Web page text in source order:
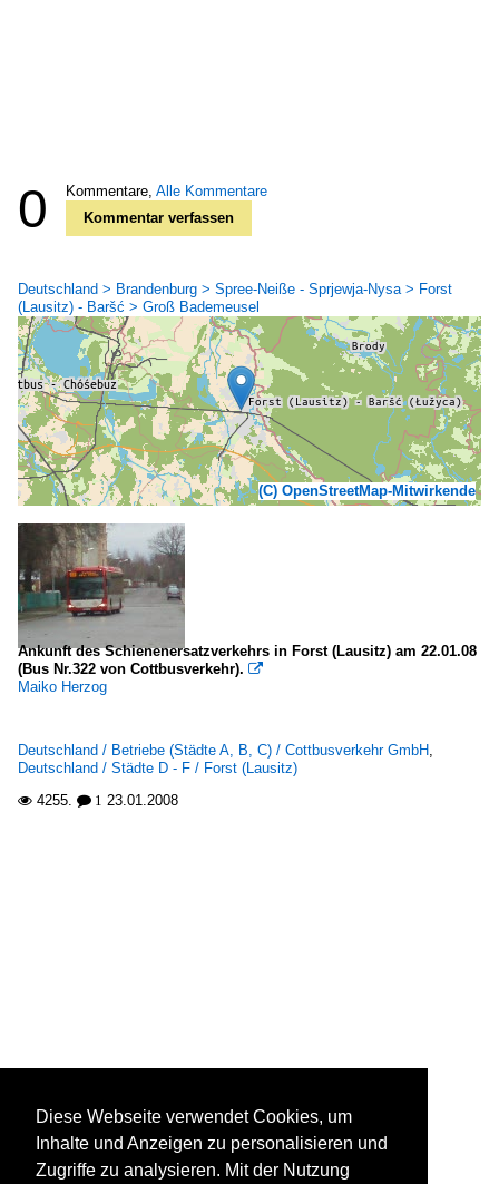
0 Kommentare, Alle Kommentare
Kommentar verfassen
Deutschland > Brandenburg > Spree-Neiße - Sprjewja-Nysa > Forst
(Lausitz) - Baršć > Groß Bademeusel
(C) OpenStreetMap-Mitwirkende
Ankunft des Schienenersatzverkehrs in Forst (Lausitz) am 22.01.08
(Bus Nr.322 von Cottbusverkehr). 
Maiko Herzog
Deutschland / Betriebe (Städte A, B, C) / Cottbusverkehr GmbH,
Deutschland / Städte D - F / Forst (Lausitz)
 4255.  1 23.01.2008
Diese Webseite verwendet Cookies, um
Inhalte und Anzeigen zu personalisieren und
Zugriffe zu analysieren. Mit der Nutzung